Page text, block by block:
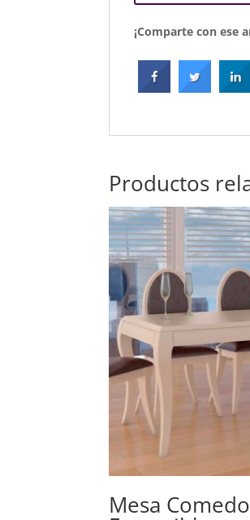
¡Comparte con ese
Productos
Mesa